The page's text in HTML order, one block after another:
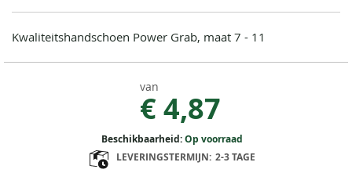
gallerij
Kwaliteitshandschoen Power Grab, maat 7 - 11
van
€ 4,87
Beschikbaarheid:Op voorraad
LEVERINGSTERMIJN: 2-3 TAGE